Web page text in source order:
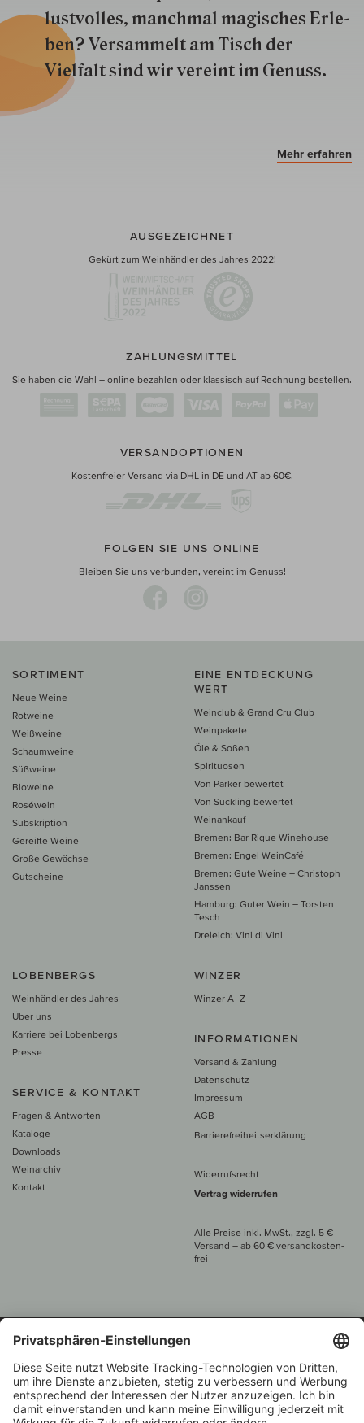
lustvolles, manchmal ma­gisch­es Er­le­
ben? Versammelt am Tisch der
Vielfalt sind wir ver­eint im Genuss.
Mehr erfahren
AUSGEZEICHNET
Gekürt zum Weinhändler des Jahres 2022!
ZAHLUNGSMITTEL
Sie haben die Wahl – online bezahlen oder klassisch auf Rechnung bestellen.
VERSANDOPTIONEN
Kostenfreier Versand via DHL in DE und AT ab 60€.
FOLGEN SIE UNS ONLINE
Bleiben Sie uns verbunden, vereint im Genuss!
SORTIMENT
Neue Weine
Rotweine
Weißweine
Schaumweine
Süßweine
Bioweine
Roséwein
Subskription
Gereifte Weine
Große Gewächse
Gutscheine
EINE ENTDECKUNG
WERT
Weinclub & Grand Cru Club
Weinpakete
Öle & Soßen
Spirituosen
Von Parker bewertet
Von Suckling bewertet
Weinankauf
Bremen: Bar Rique Winehouse
Bremen: Engel WeinCafé
Bremen: Gute Weine – Christoph
Janssen
Hamburg: Guter Wein – Torsten
Tesch
Dreieich: Vini di Vini
LOBENBERGS
Weinhändler des Jahres
Über uns
Karriere bei Lobenbergs
Presse
SERVICE & KONTAKT
Fragen & Antworten
Kataloge
Downloads
Weinarchiv
Kontakt
WINZER
Winzer A–Z
INFORMATIONEN
Versand & Zahlung
Datenschutz
Impressum
AGB
Barrierefreiheitserklärung
Widerrufsrecht
Vertrag widerrufen
Alle Preise inkl. MwSt., zzgl. 5 €
Versand – ab 60 € versand­kosten­
frei
Beratung unter
+49 421 696 797-0
1.000 Winzer –
Weinhändler